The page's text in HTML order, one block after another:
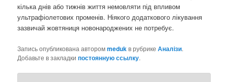
кілька днів або тижнів життя немовляти під впливом
ультрафіолетових променів. Ніякого додаткового лікування
зазвичай жовтяниця новонароджених не потребує.
Запись опубликована авторомmeduk в рубрикеАналізи.
Добавьте в закладкипостоянную ссылку.